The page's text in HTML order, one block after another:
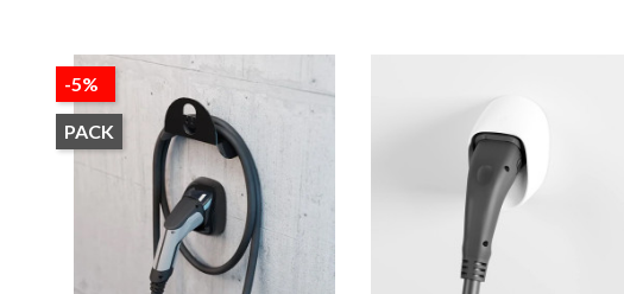
-5%
PACK